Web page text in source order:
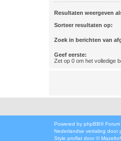
Resultaten weergeven
Sorteer resultaten op:
Zoek in berichten van
Geef eerste:
Zet op 0 om het volledige
Powered by phpBB®
Nederlandse vertaling door
Style proflat door ©Mazeltof